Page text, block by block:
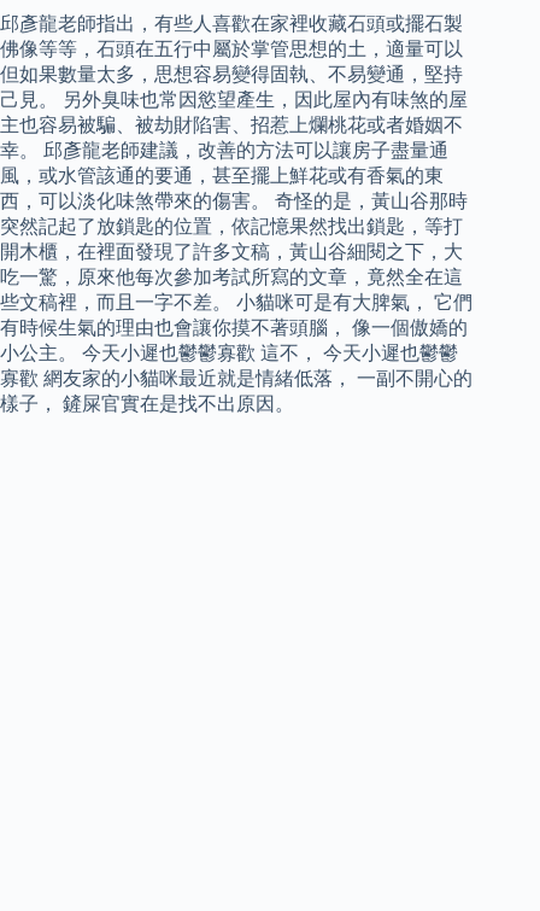
邱彥龍老師指出，有些人喜歡在家裡收藏石頭或擺石製
佛像等等，石頭在五行中屬於掌管思想的土，適量可以
但如果數量太多，思想容易變得固執、不易變通，堅持
己見。 另外臭味也常因慾望產生，因此屋內有味煞的屋
主也容易被騙、被劫財陷害、招惹上爛桃花或者婚姻不
幸。 邱彥龍老師建議，改善的方法可以讓房子盡量通
風，或水管該通的要通，甚至擺上鮮花或有香氣的東
西，可以淡化味煞帶來的傷害。 奇怪的是，黃山谷那時
突然記起了放鎖匙的位置，依記憶果然找出鎖匙，等打
開木櫃，在裡面發現了許多文稿，黃山谷細閱之下，大
吃一驚，原來他每次參加考試所寫的文章，竟然全在這
些文稿裡，而且一字不差。 小貓咪可是有大脾氣， 它們
有時候生氣的理由也會讓你摸不著頭腦， 像一個傲嬌的
小公主。 今天小遲也鬱鬱寡歡 這不， 今天小遲也鬱鬱
寡歡 網友家的小貓咪最近就是情緒低落， 一副不開心的
樣子， 鏟屎官實在是找不出原因。